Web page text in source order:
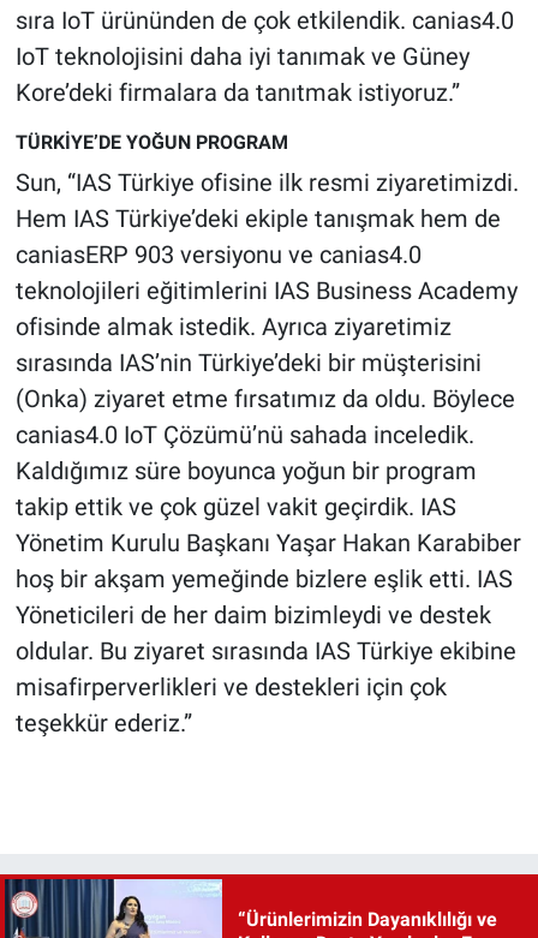
sıra IoT ürününden de çok etkilendik. canias4.0
IoT teknolojisini daha iyi tanımak ve Güney
Kore’deki firmalara da tanıtmak istiyoruz.”
TÜRKİYE’DE YOĞUN PROGRAM
Sun, “IAS Türkiye ofisine ilk resmi ziyaretimizdi.
Hem IAS Türkiye’deki ekiple tanışmak hem de
caniasERP 903 versiyonu ve canias4.0
teknolojileri eğitimlerini IAS Business Academy
ofisinde almak istedik. Ayrıca ziyaretimiz
sırasında IAS’nin Türkiye’deki bir müşterisini
(Onka) ziyaret etme fırsatımız da oldu. Böylece
canias4.0 IoT Çözümü’nü sahada inceledik.
Kaldığımız süre boyunca yoğun bir program
takip ettik ve çok güzel vakit geçirdik. IAS
Yönetim Kurulu Başkanı Yaşar Hakan Karabiber
hoş bir akşam yemeğinde bizlere eşlik etti. IAS
Yöneticileri de her daim bizimleydi ve destek
oldular. Bu ziyaret sırasında IAS Türkiye ekibine
misafirperverlikleri ve destekleri için çok
teşekkür ederiz.”
“Ürünlerimizin Dayanıklılığı ve